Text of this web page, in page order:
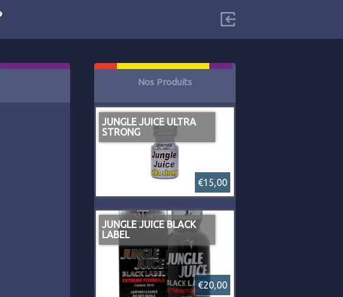
Nos Produits
JUNGLE JUICE ULTRA
STRONG
€15,00
JUNGLE JUICE BLACK
LABEL
€20,00